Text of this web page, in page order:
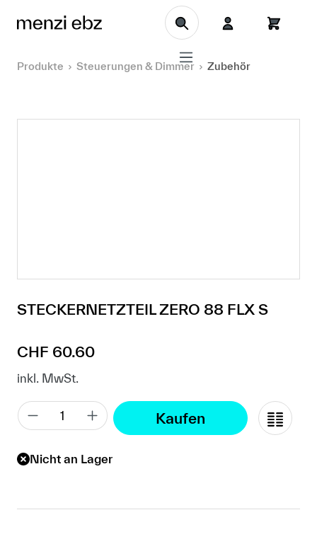
Zum Hauptinhalt springen
Produkte Steuerungen & Dimmer Zubehör
STECKERNETZTEIL ZERO 88 FLX S
Regulärer Preis:
CHF 60.60
inkl. MwSt.
Kaufen
Nicht an Lager